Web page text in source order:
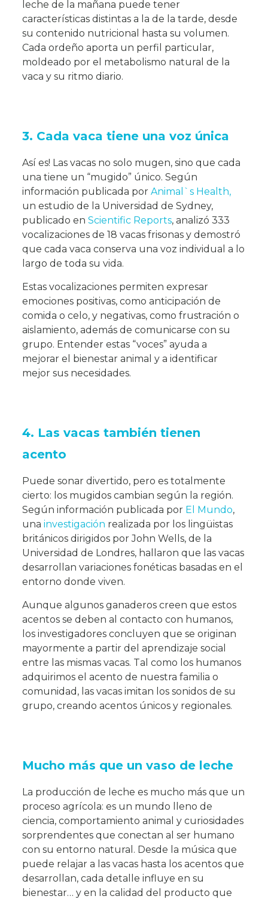
leche de la mañana puede tener
características distintas a la de la tarde, desde
su contenido nutricional hasta su volumen.
Cada ordeño aporta un perfil particular,
moldeado por el metabolismo natural de la
vaca y su ritmo diario.
3. Cada vaca tiene una voz única
Así es! Las vacas no solo mugen, sino que cada
una tiene un “mugido” único. Según
información publicada por Animal`s Health,
un estudio de la Universidad de Sydney,
publicado en Scientific Reports, analizó 333
vocalizaciones de 18 vacas frisonas y demostró
que cada vaca conserva una voz individual a lo
largo de toda su vida.
Estas vocalizaciones permiten expresar
emociones positivas, como anticipación de
comida o celo, y negativas, como frustración o
aislamiento, además de comunicarse con su
grupo. Entender estas “voces” ayuda a
mejorar el bienestar animal y a identificar
mejor sus necesidades.
4. Las vacas también tienen
acento
Puede sonar divertido, pero es totalmente
cierto: los mugidos cambian según la región.
Según información publicada por El Mundo,
una investigación realizada por los lingüistas
británicos dirigidos por John Wells, de la
Universidad de Londres, hallaron que las vacas
desarrollan variaciones fonéticas basadas en el
entorno donde viven.
Aunque algunos ganaderos creen que estos
acentos se deben al contacto con humanos,
los investigadores concluyen que se originan
mayormente a partir del aprendizaje social
entre las mismas vacas. Tal como los humanos
adquirimos el acento de nuestra familia o
comunidad, las vacas imitan los sonidos de su
grupo, creando acentos únicos y regionales.
Mucho más que un vaso de leche
La producción de leche es mucho más que un
proceso agrícola: es un mundo lleno de
ciencia, comportamiento animal y curiosidades
sorprendentes que conectan al ser humano
con su entorno natural. Desde la música que
puede relajar a las vacas hasta los acentos que
desarrollan, cada detalle influye en su
bienestar… y en la calidad del producto que